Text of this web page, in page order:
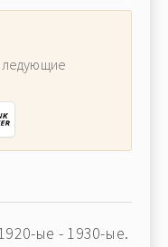
ые - 1930-ые.